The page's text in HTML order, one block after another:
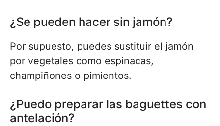
¿Se pueden hacer sin jamón?
Por supuesto, puedes sustituir el jamón
por vegetales como espinacas,
champiñones o pimientos.
¿Puedo preparar las baguettes con
antelación?